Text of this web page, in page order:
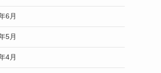
6月
5月
4月